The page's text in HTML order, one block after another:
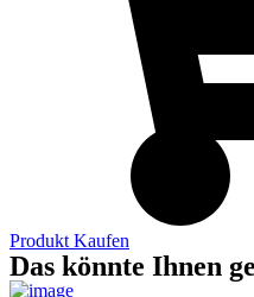
Produkt Kaufen
Das könnte Ihnen